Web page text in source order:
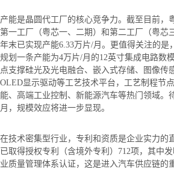
产能是晶圆代工厂的核心竞争力。截至目前，
第一工厂（粤芯一、二期）和第二工厂（粤芯
年末已实现产能6.33万片/月。更值得关注的
规划一条产能为4万片/月的12英寸集成电路数
点支撑硅光及光电融合、嵌入式存储、图像
OLED显示驱动等工艺技术平台，工艺制程节
能、高端工业控制、新能源汽车等热门领域。
月，规模效应将进一步显现。
在技术密集型行业，专利和资质是企业实力的
已取得授权专利（含境外专利）712项，其中
业质量管理体系认证，这是进入汽车供应链的